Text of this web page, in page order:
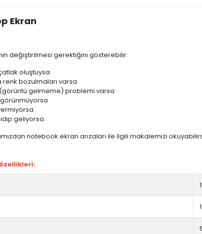
Ekran
değiştirilmesi gerektiğini gösterebilir:
oluştuysa
bozulmaları varsa
gelmeme) problemi varsa
görünmüyorsa
geliyorsa
notebook ekran arızaları ile ilgili makalemizi
özellikleri: